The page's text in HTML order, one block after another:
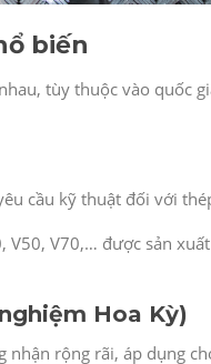
biến
tùy thuộc vào quốc
cầu kỹ thuật đối với
V50, V70,… được sản
Hoa Kỳ)
rộng rãi, áp dụng